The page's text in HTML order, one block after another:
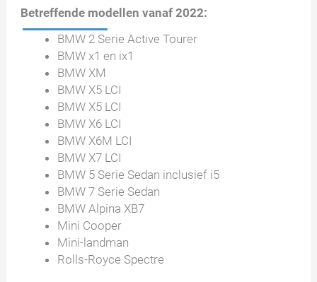
Betreffende modellen vanaf 2022:
BMW 2 Serie Active Tourer
BMW x1 en ix1
BMW XM
BMW X5 LCI
BMW X5 LCI
BMW X6 LCI
BMW X6M LCI
BMW X7 LCI
BMW 5 Serie Sedan inclusief i5
BMW 7 Serie Sedan
BMW Alpina XB7
Mini Cooper
Mini-landman
Rolls-Royce Spectre